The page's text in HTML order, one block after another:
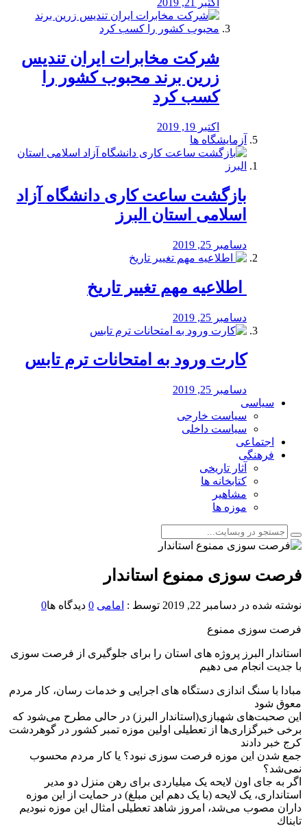
اکتبر 21, 2019
شرکت مخابرات ایران تندیس
زرین برند محبوب کشور را
کسب کرد
اکتبر 19, 2019
آزمایشگاه ها
بازگشت ساعت کاری دانشگاه آزاد
اسلامی استان البرز
دسامبر 25, 2019
️ اطلاعیه مهم تغییر تاریخ
دسامبر 25, 2019
کارت ورود به امتحانات ترم تابس
دسامبر 25, 2019
سیاسی
سیاست خارجی
سیاست داخلی
اجتماعی
فرهنگی
آثار تاریخی
کتابخانه ها
مشاهیر
موزه ها
فرصت سوزی ممنوع استاندار
نوشته شده در دسامبر 22, 2019 توسط : امامی 0 دیدگاه ها0
فرصت سوزی ممنوع
استاندار البرز پروژه های استان را برای جلوگیری از فرصت سوزی
با جدیت انجام می دهیم
مبادا با سنگ اندازی دستگاه های اجرایی و خدمات رسان، کار مردم
معوق شود
این صحبت‌های شهبازی(استاندار البرز) در حالی مطرح می‌شود که
برخی خبرگزاری‌ها از تعطیلی اولین موزه تمبر کشور در گوهردشت
کرج خبر دادند
جمع شدن این موزه فرصت سوزی نبود؟ یا کار مردم محسوب
نمی‌شد؟
اگر به جای اون لایحه یک میلیاردی برای رهن منزل دو مدیر
استانداری‌، یک لایحه (با یک دهم این مبلغ) در حمایت از این موزه
داران مصوب می‌شد، امروز شاهد تعطیلی امثال این موزه نبودیم
تابناك